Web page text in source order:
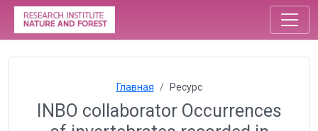
Главная Ресурс
INBO collaborator Occurrences